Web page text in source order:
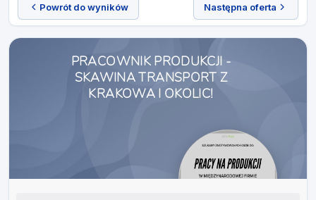
Powrót do wyników Następna oferta
PRACOWNIK PRODUKCJI -
SKAWINA TRANSPORT Z
KRAKOWA I OKOLIC!